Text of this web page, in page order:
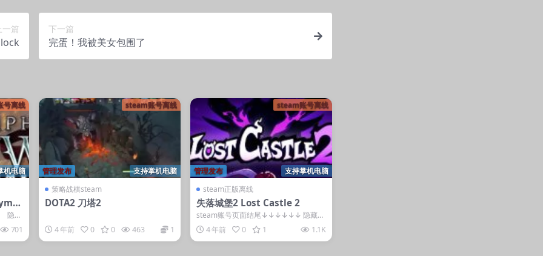
一篇 下一篇
完蛋！我被美女包围了
号离线
机电脑
隐藏
701
steam账号离线
支持掌机电脑
管理发布
策略战棋steam
DOTA2 刀塔2
4 年前 0 0 463 1
steam账号离线
支持掌机电脑
管理发布
steam正版离线
失落城堡2 Lost Castle 2
steam账号页面结尾↓↓↓↓↓↓ 隐藏内
容 本内容需权限查看 登录后获取 普通...
4 年前 0 1 1.1K